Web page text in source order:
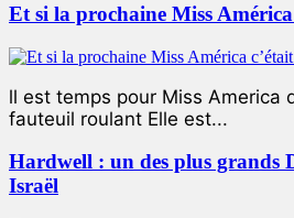
Et si la prochaine Miss América
ll est temps pour Miss America
fauteuil roulant Elle est...
Hardwell : un des plus grands
Israël